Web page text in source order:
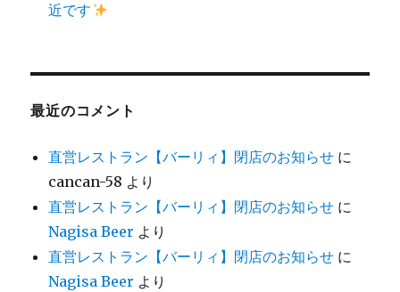
近です
最近のコメント
直営レストラン【バーリィ】閉店のお知らせ に
cancan-58 より
直営レストラン【バーリィ】閉店のお知らせ に
Nagisa Beer より
直営レストラン【バーリィ】閉店のお知らせ に
Nagisa Beer より